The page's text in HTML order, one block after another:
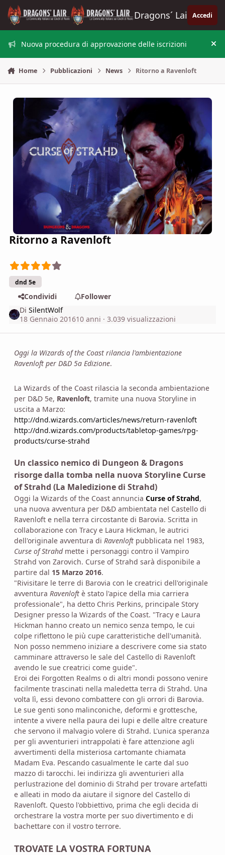
Vai al contenuto
Dragons´ Lair Accedi
Nuova procedura di approvazione delle iscrizioni
Home Pubblicazioni News Ritorno a Ravenloft
Ritorno a Ravenloft
dnd 5e
Condividi
Follower
DiSilentWolf
18 Gennaio 201610 anni · 3.039 visualizzazioni
Oggi la Wizards of the Coast rilancia l'ambientazione
Ravenloft per D&D 5a Edizione.
La Wizards of the Coast rilascia la seconda ambientazione
per D&D 5e, Ravenloft, tramite una nuova Storyline in
uscita a Marzo:
http://dnd.wizards.com/articles/news/return-ravenloft
http://dnd.wizards.com/products/tabletop-games/rpg-
products/curse-strahd
Un classico nemico di Dungeon & Dragons
risorge dalla tomba nella nuova Storyline Curse
of Strahd (La Maledizione di Strahd)
Oggi la Wizards of the Coast annuncia Curse of Strahd,
una nuova avventura per D&D ambientata nel Castello di
Ravenloft e nella terra circostante di Barovia. Scritta in
collaborazione con Tracy e Laura Hickman, le autrici
dell'originale avventura di Ravenloft pubblicata nel 1983,
Curse of Strahdmette i personaggi contro il Vampiro
Strahd von Zarovich. Curse of Strahd sarà disponibile a
partire dal 15 Marzo 2016.
"Rivisitare le terre di Barovia con le creatrici dell'originale
avventura Ravenloft è stato l'apice della mia carriera
professionale", ha detto Chris Perkins, principale Story
Designer presso la Wizards of the Coast. "Tracy e Laura
Hickman hanno creato un nemico senza tempo, le cui
colpe riflettono le più cupe caratteristiche dell'umanità.
Non posso nemmeno iniziare a descrivere come sia stato
camminare attraverso le sale del Castello di Ravenloft
avendo le sue creatrici come guide".
Eroi dei Forgotten Realms o di altri mondi possono venire
facilmente trascinati nella maledetta terra di Strahd. Una
volta lì, essi devono combattere con gli orrori di Barovia.
Le sue genti sono malinconiche, deformi e grottesche,
intente a vivere nella paura dei lupi e delle altre creature
che servono il malvagio volere di Strahd. L'unica speranza
per gli avventurieri intrappolati è fare attenzione agli
avvertimenti della misteriosa cartomante chiamata
Madam Eva. Pescando casualmente le carte dal suo
mazzo di tarocchi. lei indirizza gli avventurieri alla
perlustrazione del dominio di Strahd per trovare artefatti
e alleati in modo da aiutare il signore del Castello di
Ravenloft. Questo l'obbiettivo, prima che egli decida di
orchestrare la vostra morte per suo divertimento e di
bachettare con il vostro terrore.
TROVATE LA VOSTRA FORTUNA